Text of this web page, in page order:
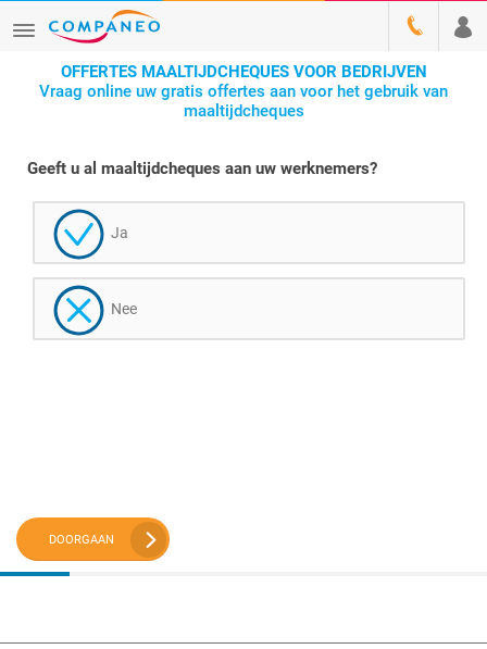
OFFERTES MAALTIJDCHEQUES VOOR BEDRIJVEN
Vraag online uw gratis offertes aan voor het gebruik van
maaltijdcheques
Geeft u al maaltijdcheques aan uw werknemers?
Ja
Nee
DOORGAAN